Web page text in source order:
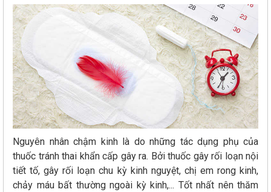
Nguyên nhân chậm kinh là do những tác dụng phụ của
thuốc tránh thai khẩn cấp gây ra. Bởi thuốc gây rối loạn nội
tiết tố, gây rối loạn chu kỳ kinh nguyệt, chị em rong kinh,
chảy máu bất thường ngoài kỳ kinh,... Tốt nhất nên thăm